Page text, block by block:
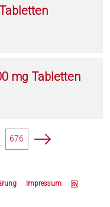
mg Tabletten
676
p
n
Impressum